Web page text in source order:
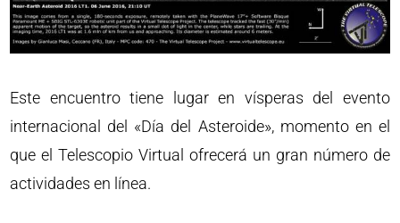
Este encuentro tiene lugar en vísperas del evento
internacional del «Día del Asteroide», momento en el
que el Telescopio Virtual ofrecerá un gran número de
actividades en línea.